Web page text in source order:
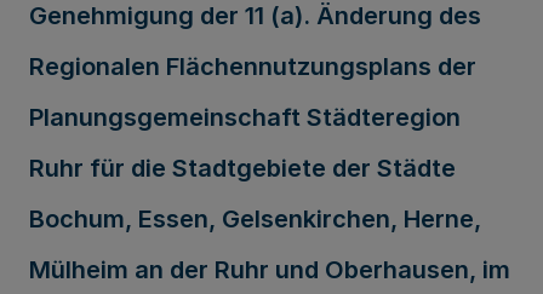
Genehmigung der 11 (a). Änderung des
Regionalen Flächennutzungsplans der
Planungsgemeinschaft Städteregion
Ruhr für die Stadtgebiete der Städte
Bochum, Essen, Gelsenkirchen, Herne,
Mülheim an der Ruhr und Oberhausen, im